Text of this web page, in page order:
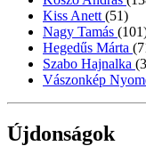
Kiss Anett (51)
Nagy Tamás
Hegedűs Márta
Szabo Hajnalka
Vászonkép
Újdonságok